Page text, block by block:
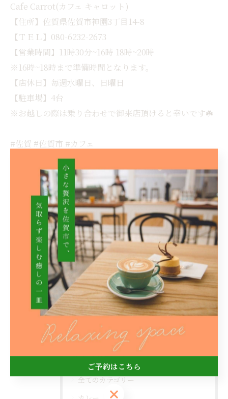
Cafe Carrot(カフェ キャロット)
【住所】佐賀県佐賀市神園3丁目14-8
【ＴＥＬ】080-6232-2673
【営業時間】11時30分~16時 18時~20時
※16時~18時まで準備時間となります。
【店休日】毎週水曜日、日曜日
【駐車場】4台
※お越しの際は乗り合わせで御来店頂けると幸いです☘️
#佐賀 #佐賀市 #カフェ
< 前のページ 一覧に戻る 次のページ >
関連タグ
#佐賀市 #カフェ
カテゴリー Categories
全てのカテゴリー
ご予約はこちら
ご予約はこちら